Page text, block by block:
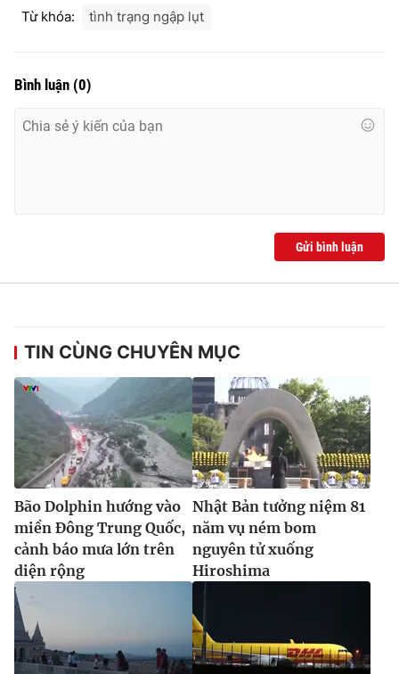
Từ khóa: tình trạng ngập lụt
Bình luận (0)
Gửi bình luận
TIN CÙNG CHUYÊN MỤC
Bão Dolphin hướng vào
miền Đông Trung Quốc,
cảnh báo mưa lớn trên
diện rộng
Nhật Bản tưởng niệm 81
năm vụ ném bom
nguyên tử xuống
Hiroshima